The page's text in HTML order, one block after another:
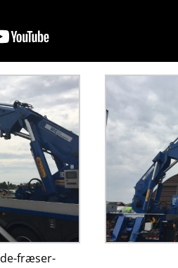
fræser-